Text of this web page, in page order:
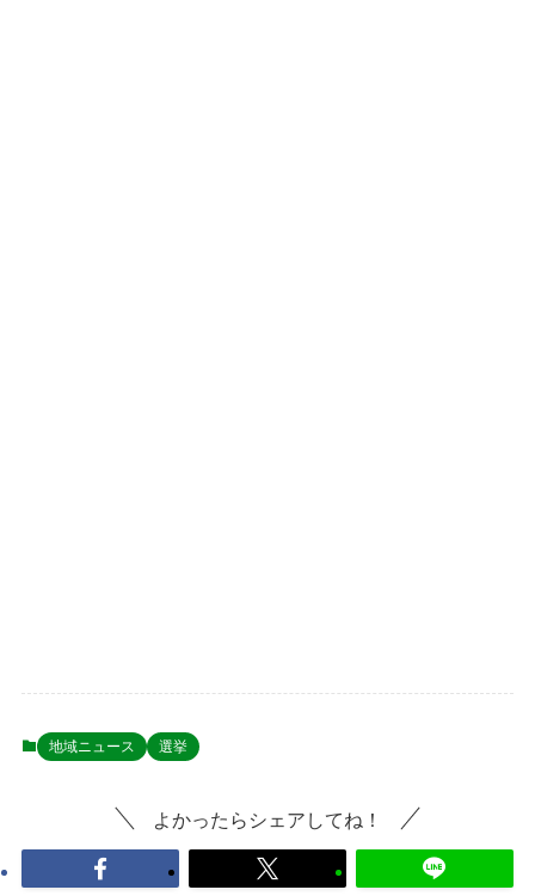
地域ニュース 選挙
よかったらシェアしてね！